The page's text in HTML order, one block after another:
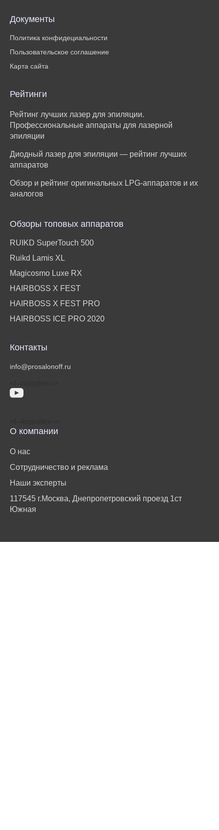
Документы
Политика конфидециальности
Пользовательское соглашение
Карта сайта
Рейтинги
Рейтинг лучших лазер для эпиляции.
Профессиональные аппараты для лазерной
эпиляции
Диодный лазер для эпиляции — рейтинг лучших
аппаратов
Обзор и рейтинг оригинальных LPG-аппаратов и их
аналогов
Обзоры топовых аппаратов
RUIKD SuperTouch 500
Ruikd Lamis XL
Magicosmo Luxe RX
HAIRBOSS X FEST
HAIRBOSS X FEST PRO
HAIRBOSS ICE PRO 2020
Контакты
info@prosalonoff.ru
О компании
О нас
Сотрудничество и реклама
Наши эксперты
117545 г.Москва, Днепропетровский проезд 1ст
Южная